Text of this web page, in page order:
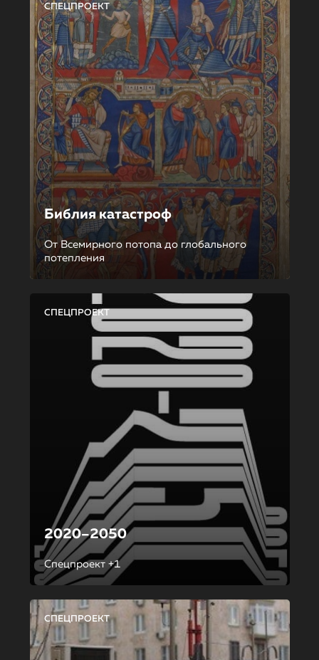
СПЕЦПРОЕКТ
Библия катастроф
От Всемирного потопа до глобального
потепления
СПЕЦПРОЕКТ
2020–2050
Спецпроект +1
СПЕЦПРОЕКТ